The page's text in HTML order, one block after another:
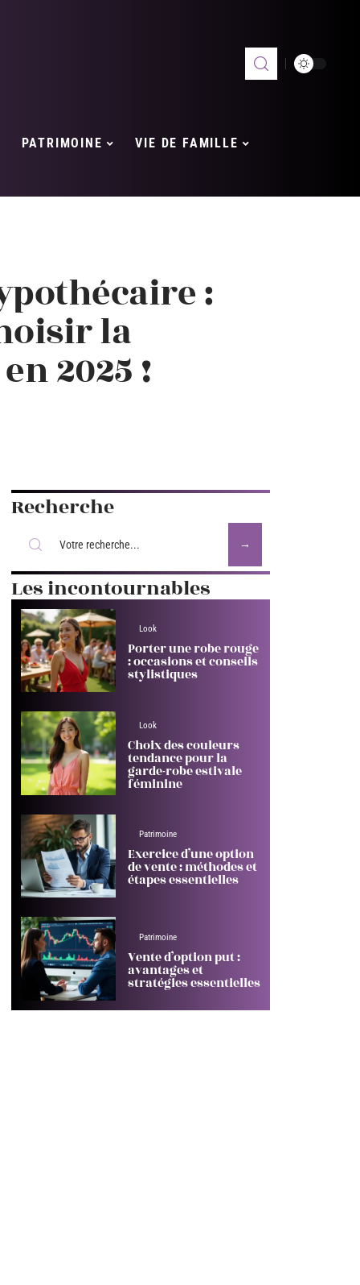
PATRIMOINE VIE DE FAMILLE
:
la
2025 !
Recherche
Les incontournables
Look
Porter une robe rouge
: occasions et conseils
stylistiques
Look
Choix des couleurs
tendance pour la
garde-robe estivale
féminine
Patrimoine
Exercice d’une option
de vente : méthodes et
étapes essentielles
Patrimoine
Vente d’option put :
avantages et
stratégies essentielles